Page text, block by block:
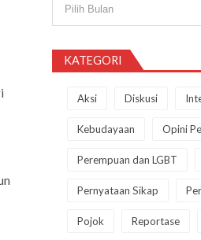
KATEGORI
Aksi Diskusi
Kebudayaan Opini
Perempuan dan LGBT
Pernyataan Sikap
Pojok Reportase